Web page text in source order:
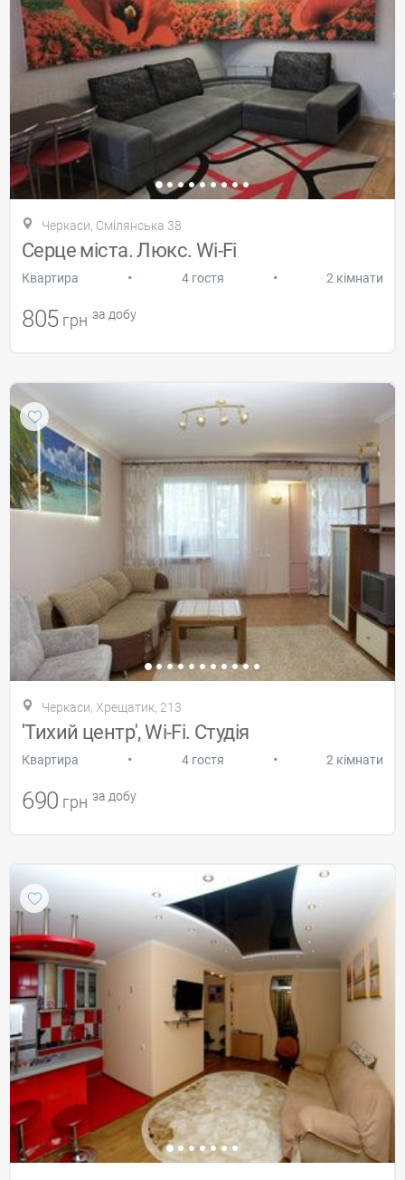
Черкаси, Смілянська 38
Серце міста. Люкс. Wi-Fi
Квартира • 4 гостя • 2 кімнати
805 грн за добу
Черкаси, Хрещатик, 213
'Тихий центр', Wi-Fi. Студія
Квартира • 4 гостя • 2 кімнати
690 грн за добу